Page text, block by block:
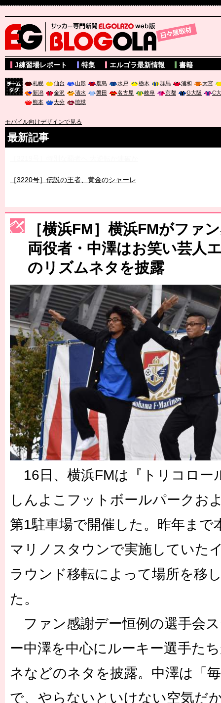
サッカー専門新聞ELGOLAZO web版 BLOGOLA
J練習場レポート 特集 エルゴラ最新情報 書籍
札幌 仙台 山形 鹿島 水戸 栃木 群馬 浦和
大宮
新潟
金沢 清水 磐田 名古屋 岐阜 京都 G大阪
C
熊本
大分 琉球
モバイル向けデザインで見る
最新記事
［3220号］伝説の王者、黄金のシャーレ
［3230号］世界一への夢は終わらない
［3223号］一丸。日本出陣
［3222号］史上最大のW杯開幕 注目は「個」
長谷川 アーリアジャスールさんがシンポジウム「気候変動から命
［横浜FM］横浜FMがファ
両役者・中澤はお笑い芸人
のリズムネタを披露
16日、横浜FMは『トリコロー
しんよこフットボールパークお
第1駐車場で開催した。昨年まで
マリノスタウンで実施していた
ラウンド移転によって場所を移
た。
ファン感謝デー恒例の選手会
ー中澤を中心にルーキー選手た
ネなどのネタを披露。中澤は「
で、やらないといけない空気だ